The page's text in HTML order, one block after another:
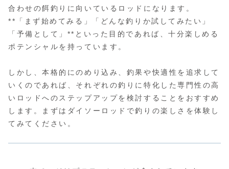
合わせの餌釣りに向いているロッドになります。
**「まず始めてみる」「どんな釣りか試してみたい」
「予備として」**といった目的であれば、十分楽しめる
ポテンシャルを持っています。
しかし、本格的にのめり込み、釣果や快適性を追求して
いくのであれば、それぞれの釣りに特化した専門性の高
いロッドへのステップアップを検討することをおすすめ
します。まずはダイソーロッドで釣りの楽しさを体験し
てみてください。